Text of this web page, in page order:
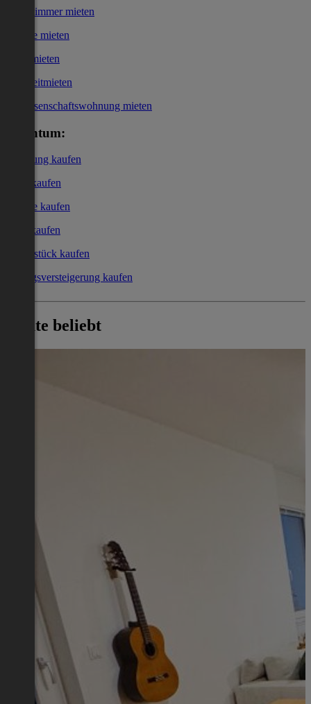
WG-Zimmer mieten
Garage mieten
Büro mieten
Kurzzeitmieten
Genossenschaftswohnung mieten
Eigentum:
Wohnung kaufen
Haus kaufen
Garage kaufen
Büro kaufen
Grundstück kaufen
Zwangsversteigerung kaufen
Heute beliebt